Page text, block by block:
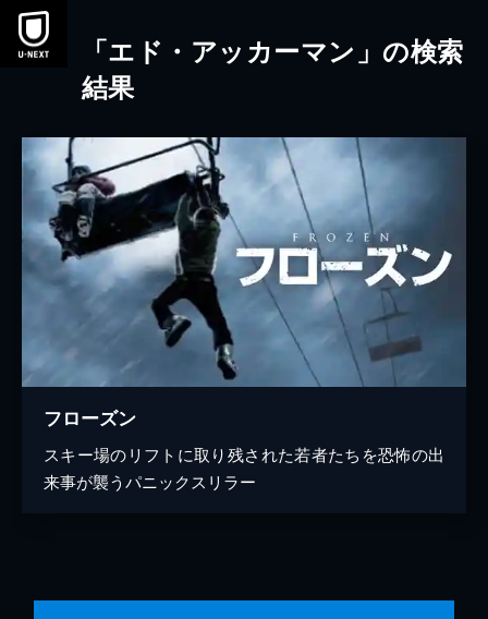
本文へスキップ
「エド・アッカーマン」の検索
結果
フローズン
スキー場のリフトに取り残された若者たちを恐怖の出
来事が襲うパニックスリラー